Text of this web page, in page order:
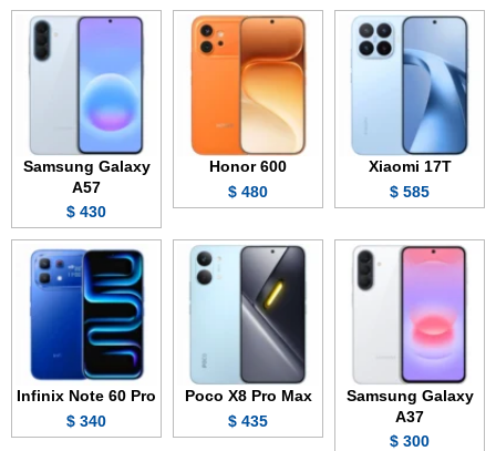
Xiaomi 17T
585 $
Honor 600
480 $
Samsung Galaxy
A57
430 $
Samsung Galaxy
A37
300 $
Poco X8 Pro Max
435 $
Infinix Note 60 Pro
340 $